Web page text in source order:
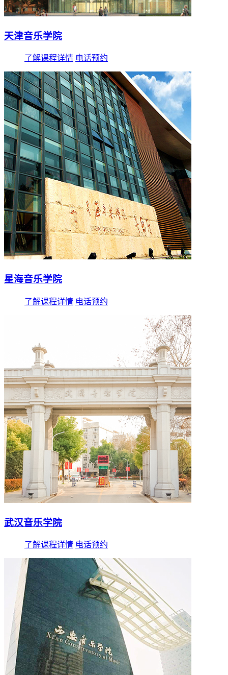
天津音乐学院
了解课程详情 电话预约
星海音乐学院
了解课程详情 电话预约
武汉音乐学院
了解课程详情 电话预约